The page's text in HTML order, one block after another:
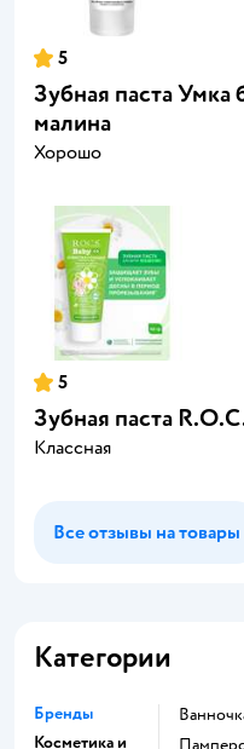
5
Зубная паста Умкa
малина
Хорошо
5
Зубная паста
Классная
Все отзывы на товары
Категории
Бренды
Косметика и